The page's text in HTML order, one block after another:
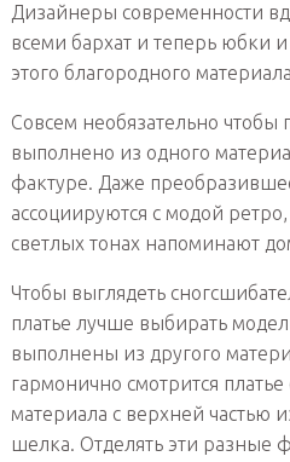
Дизайнеры современности
всеми бархат и теперь юбки
этого благородного
Совсем необязательно чтобы
выполнено из одного
фактуре. Даже
ассоциируются с модой
светлых тонах напоминают
Чтобы выглядеть
платье лучше выбирать
выполнены из другого
гармонично смотрится
материала с верхней частью
шелка. Отделять эти разные